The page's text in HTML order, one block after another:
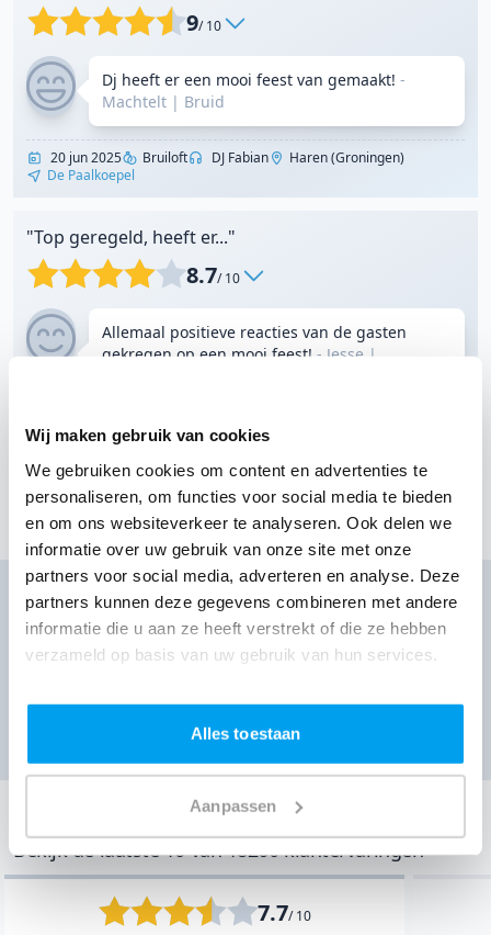
Wij maken gebruik van cookies
We gebruiken cookies om content en advertenties te
personaliseren, om functies voor social media te bieden
en om ons websiteverkeer te analyseren. Ook delen we
informatie over uw gebruik van onze site met onze
partners voor social media, adverteren en analyse. Deze
partners kunnen deze gegevens combineren met andere
informatie die u aan ze heeft verstrekt of die ze hebben
verzameld op basis van uw gebruik van hun services.
Alles toestaan
Aanpassen
9/ 10
Dj heeft er een mooi feest van gemaakt! -
Machtelt | Bruid
20 jun 2025 Bruiloft DJ Fabian
Haren (Groningen)
De Paalkoepel
"Top geregeld, heeft er..."
8.7/ 10
Allemaal positieve reacties van de gasten
gekregen op een mooi feest! - Jesse |
20 jun 2025 Bruiloft DJ Fabian
De Paalkoepel
Toon meer klantervaringen
DJ huren voor jouw feest?
Ontvang direct prijzen per WhatsApp of sms
Ga naar prijzen
Bekijk de laatste 10 van 18260 klantervaringen
7.7/ 10